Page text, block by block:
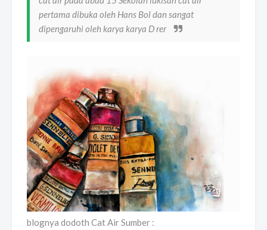
pertama dibuka oleh Hans Bol dan sangat
dipengaruhi oleh karya karya D rer
blognya dodoth Cat Air Sumber :